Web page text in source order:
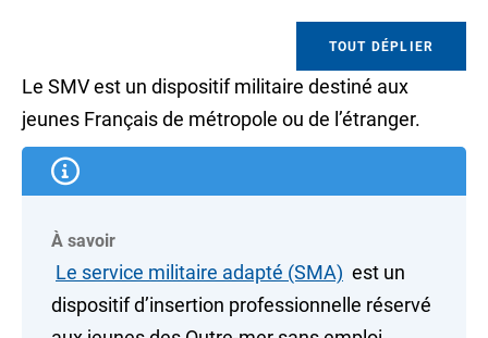
TOUT DÉPLIER
Le SMV est un dispositif militaire destiné aux
jeunes Français de métropole ou de l’étranger.
À savoir
Le service militaire adapté (SMA) est un
dispositif d’insertion professionnelle réservé